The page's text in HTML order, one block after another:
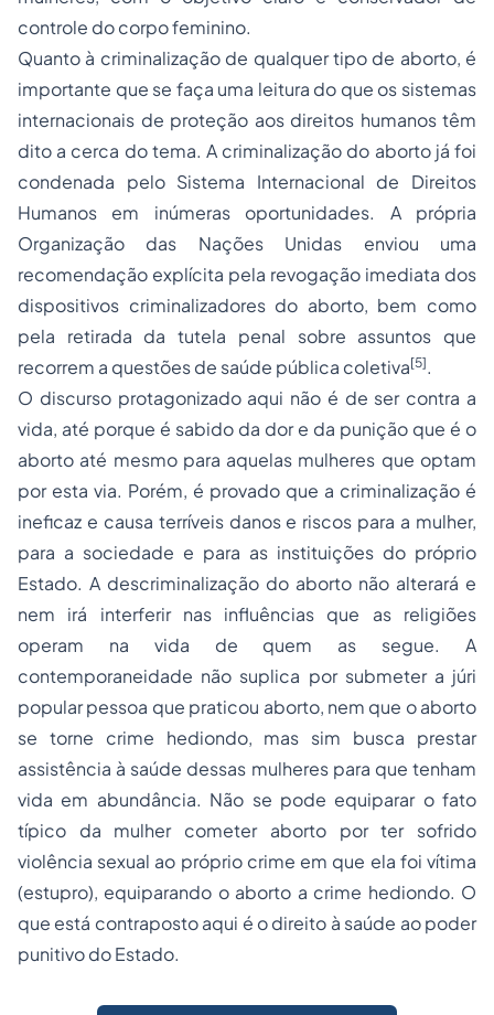
controle do corpo feminino.
Quanto à criminalização de qualquer tipo de aborto, é
importante que se faça uma leitura do que os sistemas
internacionais de proteção aos direitos humanos têm
dito a cerca do tema. A criminalização do aborto já foi
condenada pelo Sistema Internacional de Direitos
Humanos em inúmeras oportunidades. A própria
Organização das Nações Unidas enviou uma
recomendação explícita pela revogação imediata dos
dispositivos criminalizadores do aborto, bem como
pela retirada da tutela penal sobre assuntos que
recorrem a questões de saúde pública coletiva[5].
O discurso protagonizado aqui não é de ser contra a
vida, até porque é sabido da dor e da punição que é o
aborto até mesmo para aquelas mulheres que optam
por esta via. Porém, é provado que a criminalização é
ineficaz e causa terríveis danos e riscos para a mulher,
para a sociedade e para as instituições do próprio
Estado. A descriminalização do aborto não alterará e
nem irá interferir nas influências que as religiões
operam na vida de quem as segue. A
contemporaneidade não suplica por submeter a júri
popular pessoa que praticou aborto, nem que o aborto
se torne crime hediondo, mas sim busca prestar
assistência à saúde dessas mulheres para que tenham
vida em abundância. Não se pode equiparar o fato
típico da mulher cometer aborto por ter sofrido
violência sexual ao próprio crime em que ela foi vítima
(estupro), equiparando o aborto a crime hediondo. O
que está contraposto aqui é o direito à saúde ao poder
punitivo do Estado.